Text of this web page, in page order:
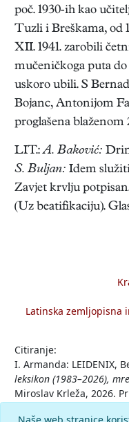
poč. 1930-ih kao
Tuzli i Breškama, od
XII. 1941. zarobili
mučeničkoga puta
uskoro ubili. S
Bojanc, Antonijom
proglašena blaženom
LIT.:A. Baković:
S. Buljan: Idem
Zavjet krvlju
(Uz beatifikaciju).
Latinska zemljopisna
Citiranje:
I. Armanda: LEIDENIX,
leksikon (1983–2026),
Miroslav Krleža, 2026.
Naše web stranice